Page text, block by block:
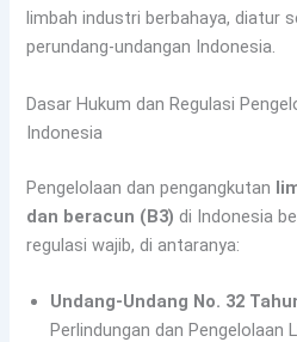
limbah industri berbahaya, diatur
perundang-undangan Indonesia.
Dasar Hukum dan Regulasi
Indonesia
Pengelolaan dan pengangkutan
dan beracun (B3) di Indonesia
regulasi wajib, di antaranya:
Undang-Undang No. 32
Perlindungan dan Pengelolaan